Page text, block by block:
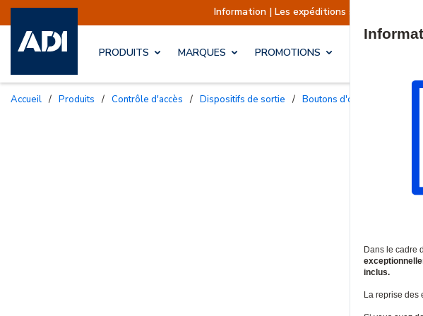
Information | Les expéditions sont actuellement suspendues
PRODUITS MARQUES PROMOTIONS
Accueil / Produits / Contrôle d'accès / Dispositifs de sortie / Boutons d'ouverture de porte